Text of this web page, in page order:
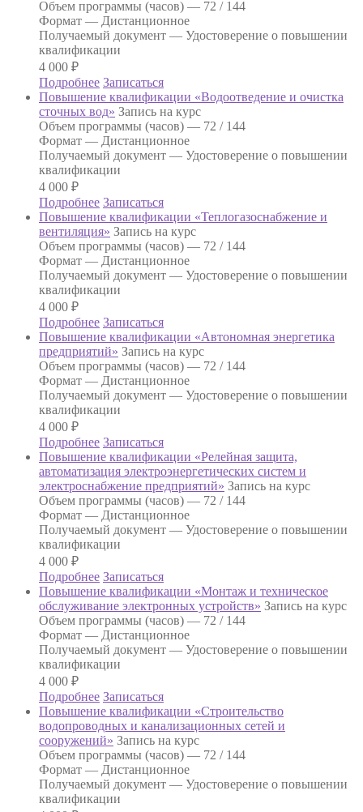
Объем программы (часов) — 72 / 144
Формат — Дистанционное
Получаемый документ — Удостоверение о повышении
квалификации
4 000 ₽
Подробнее Записаться
Повышение квалификации «Водоотведение и очистка
сточных вод» Запись на курс
Объем программы (часов) — 72 / 144
Формат — Дистанционное
Получаемый документ — Удостоверение о повышении
квалификации
4 000 ₽
Подробнее Записаться
Повышение квалификации «Теплогазоснабжение и
вентиляция» Запись на курс
Объем программы (часов) — 72 / 144
Формат — Дистанционное
Получаемый документ — Удостоверение о повышении
квалификации
4 000 ₽
Подробнее Записаться
Повышение квалификации «Автономная энергетика
предприятий» Запись на курс
Объем программы (часов) — 72 / 144
Формат — Дистанционное
Получаемый документ — Удостоверение о повышении
квалификации
4 000 ₽
Подробнее Записаться
Повышение квалификации «Релейная защита,
автоматизация электроэнергетических систем и
электроснабжение предприятий» Запись на курс
Объем программы (часов) — 72 / 144
Формат — Дистанционное
Получаемый документ — Удостоверение о повышении
квалификации
4 000 ₽
Подробнее Записаться
Повышение квалификации «Монтаж и техническое
обслуживание электронных устройств» Запись на курс
Объем программы (часов) — 72 / 144
Формат — Дистанционное
Получаемый документ — Удостоверение о повышении
квалификации
4 000 ₽
Подробнее Записаться
Повышение квалификации «Строительство
водопроводных и канализационных сетей и
сооружений» Запись на курс
Объем программы (часов) — 72 / 144
Формат — Дистанционное
Получаемый документ — Удостоверение о повышении
квалификации